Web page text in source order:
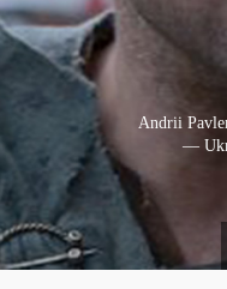
—
Andrii
—